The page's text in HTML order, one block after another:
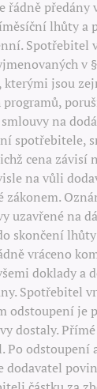
řádně předány
lhůty a
Spotřebitel
v
kterými jsou
programů,
na
spotřebitele,
cena závisí
na vůli
zákonem.
uzavřené na
skončení
vráceno
doklady a
Spotřebitel
odstoupení
dostaly.
Po odstoupení